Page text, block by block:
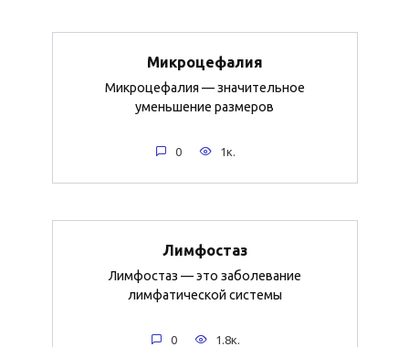
Микроцефалия
Микроцефалия — значительное
уменьшение размеров
0 1к.
Лимфостаз
Лимфостаз — это заболевание
лимфатической системы
0 1.8к.